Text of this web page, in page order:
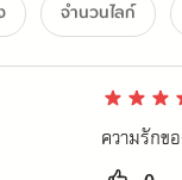
จำนวนไลก์
ความรักข